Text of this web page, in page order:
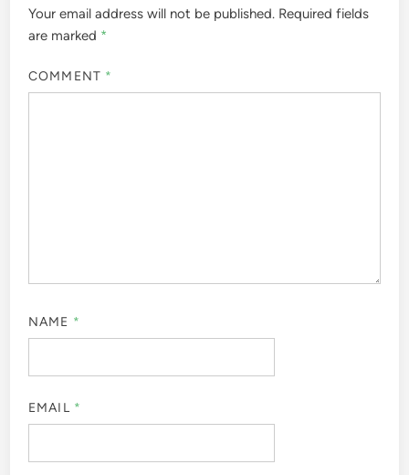
Your email address will not be published. Required fields
are marked *
COMMENT *
NAME *
EMAIL *